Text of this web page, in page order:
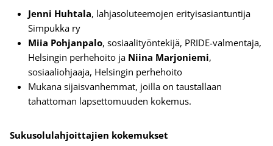
Jenni Huhtala, lahjasoluteemojen erityisasiantuntija
Simpukka ry
Miia Pohjanpalo, sosiaalityöntekijä, PRIDE-valmentaja,
Helsingin perhehoito ja Niina Marjoniemi,
sosiaaliohjaaja, Helsingin perhehoito
Mukana sijaisvanhemmat, joilla on taustallaan
tahattoman lapsettomuuden kokemus.
Sukusolulahjoittajien kokemukset